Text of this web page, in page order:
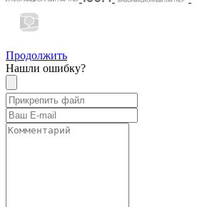
Продолжить
Нашли ошибку?